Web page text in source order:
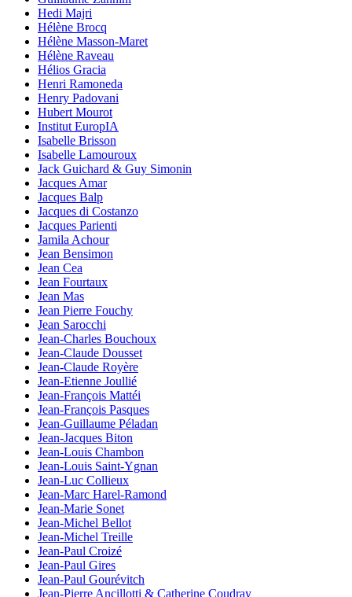
Hedi Majri
Hélène Brocq
Hélène Masson-Maret
Hélène Raveau
Hélios Gracia
Henri Ramoneda
Henry Padovani
Hubert Mourot
Institut EuropIA
Isabelle Brisson
Isabelle Lamouroux
Jack Guichard & Guy Simonin
Jacques Amar
Jacques Balp
Jacques di Costanzo
Jacques Parienti
Jamila Achour
Jean Bensimon
Jean Cea
Jean Fourtaux
Jean Mas
Jean Pierre Fouchy
Jean Sarocchi
Jean-Charles Bouchoux
Jean-Claude Dousset
Jean-Claude Royère
Jean-Etienne Joullié
Jean-François Mattéi
Jean-François Pasques
Jean-Guillaume Péladan
Jean-Jacques Biton
Jean-Louis Chambon
Jean-Louis Saint-Ygnan
Jean-Luc Collieux
Jean-Marc Harel-Ramond
Jean-Marie Sonet
Jean-Michel Bellot
Jean-Michel Treille
Jean-Paul Croizé
Jean-Paul Gires
Jean-Paul Gourévitch
Jean-Pierre Ancillotti & Catherine Coudray